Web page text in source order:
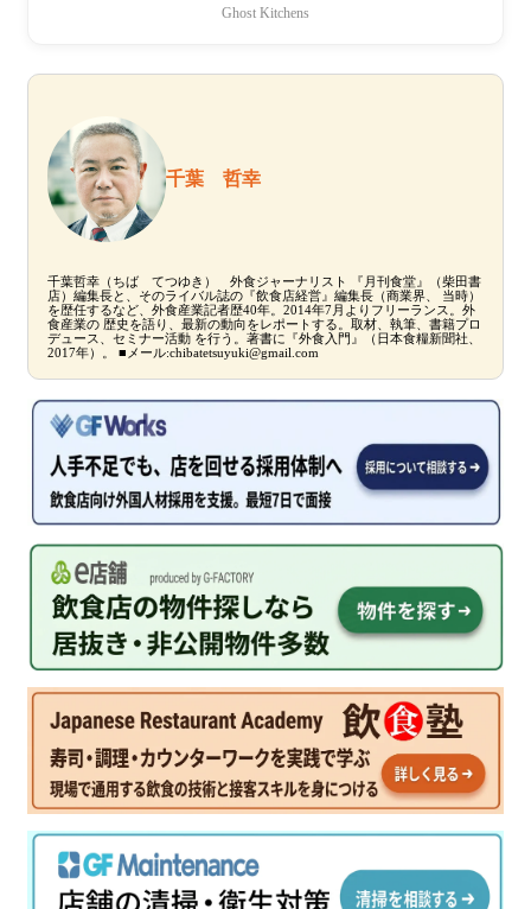
Ghost Kitchens
千葉 哲幸
千葉哲幸（ちば てつゆき） 外食ジャーナリスト 『月刊食堂』（柴田書
店）編集長と、そのライバル誌の『飲食店経営』編集長（商業界、 当時）
を歴任するなど、外食産業記者歴40年。2014年7月よりフリーランス。外
食産業の 歴史を語り、最新の動向をレポートする。取材、執筆、書籍プロ
デュース、セミナー活動 を行う。著書に『外食入門』（日本食糧新聞社、
2017年）。 ■メール:chibatetsuyuki@gmail.com